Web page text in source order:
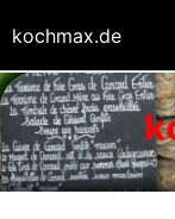
kochmax.de